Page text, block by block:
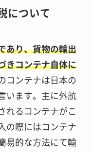
について
あり、貨物の輸出
きコンテナ自体に
コンテナは日本の
います。主に外航
れるコンテナがこ
の際にはコンテナ
易的な方法にて輸